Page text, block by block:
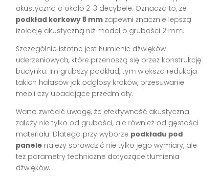
akustyczną o około 2-3 decybele. Oznacza to, że
podkład korkowy 8 mm zapewni znacznie lepszą
izolację akustyczną niż model o grubości 2 mm.
Szczególnie istotne jest tłumienie dźwięków
uderzeniowych, które przenoszą się przez konstrukcję
budynku. Im grubszy podkład, tym większa redukcja
takich hałasów jak odgłosy kroków, przesuwanie
mebli czy upadające przedmioty.
Warto zwrócić uwagę, że efektywność akustyczna
zależy nie tylko od grubości, ale również od gęstości
materiału. Dlatego przy wyborze podkładu pod
panele należy sprawdzić nie tylko jego wymiary, ale
też parametry techniczne dotyczące tłumienia
dźwięków.